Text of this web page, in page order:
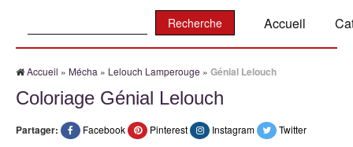
Accueil
Accueil » Mécha » Lelouch Lamperouge » Génial Lelouch
Coloriage Génial Lelouch
Partager: Facebook Pinterest Instagram Twitter